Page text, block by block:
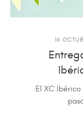
16
El XC Ibérico